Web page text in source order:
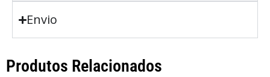
Envio
Produtos Relacionados